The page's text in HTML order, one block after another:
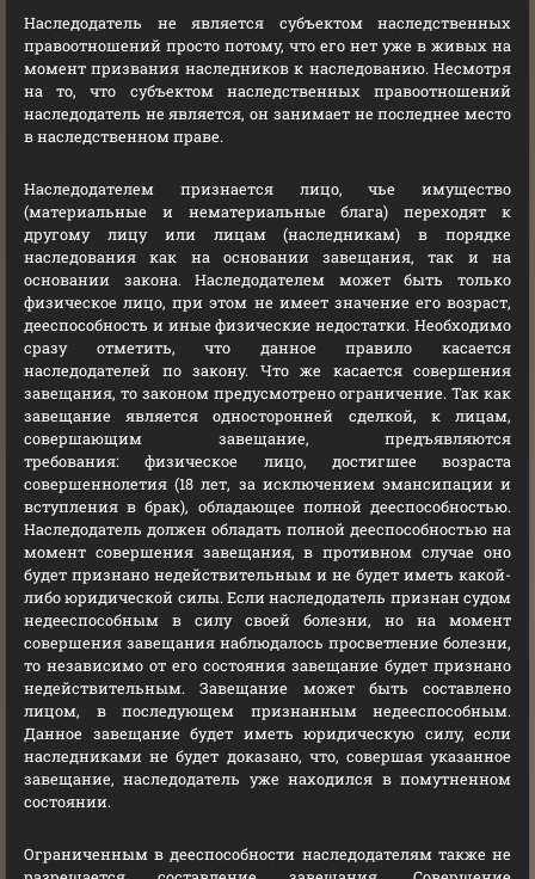
Наследодатель не является субъектом наследственных
правоотношений просто потому, что его нет уже в живых на
момент призвания наследников к наследованию. Несмотря
на то, что субъектом наследственных правоотношений
наследодатель не является, он занимает не последнее место
в наследственном праве.
Наследодателем признается лицо, чье имущество
(материальные и нематериальные блага) переходят к
другому лицу или лицам (наследникам) в порядке
наследования как на основании завещания, так и на
основании закона. Наследодателем может быть только
физическое лицо, при этом не имеет значение его возраст,
дееспособность и иные физические недостатки. Необходимо
сразу отметить, что данное правило касается
наследодателей по закону. Что же касается совершения
завещания, то законом предусмотрено ограничение. Так как
завещание является односторонней сделкой, к лицам,
совершающим завещание, предъявляются
требования: физическое лицо, достигшее возраста
совершеннолетия (18 лет, за исключением эмансипации и
вступления в брак), обладающее полной дееспособностью.
Наследодатель должен обладать полной дееспособностью на
момент совершения завещания, в противном случае оно
будет признано недействительным и не будет иметь какой-
либо юридической силы. Если наследодатель признан судом
недееспособным в силу своей болезни, но на момент
совершения завещания наблюдалось просветление болезни,
то независимо от его состояния завещание будет признано
недействительным. Завещание может быть составлено
лицом, в последующем признанным недееспособным.
Данное завещание будет иметь юридическую силу, если
наследниками не будет доказано, что, совершая указанное
завещание, наследодатель уже находился в помутненном
состоянии.
Ограниченным в дееспособности наследодателям также не